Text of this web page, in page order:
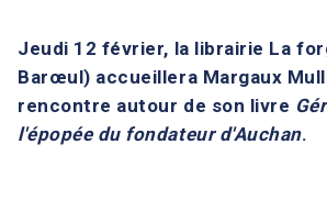
Jeudi 12 février, la librairie La
Barœul) accueillera Margaux
rencontre autour de son livre
l'épopée du fondateur d'Auchan.